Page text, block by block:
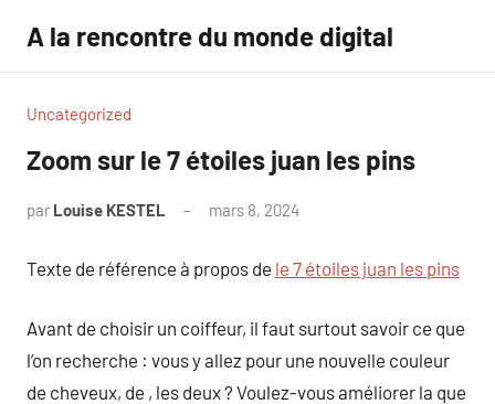
contenu
A la rencontre du monde digital
Uncategorized
Zoom sur le 7 étoiles juan les pins
par Louise KESTEL mars 8, 2024
Texte de référence à propos de le 7 étoiles juan les pins
Avant de choisir un coiffeur, il faut surtout savoir ce que
l’on recherche : vous y allez pour une nouvelle couleur
de cheveux, de , les deux ? Voulez-vous améliorer la que